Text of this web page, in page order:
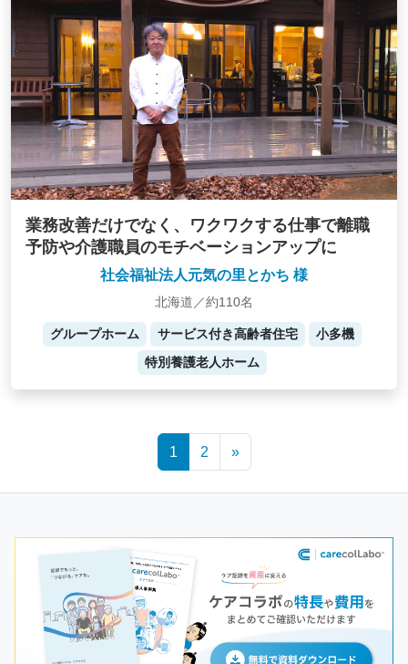
業務改善だけでなく、ワクワクする仕事で離職
予防や介護職員のモチベーションアップに
社会福祉法人元気の里とかち 様
北海道／約110名
グループホーム サービス付き高齢者住宅
小多機
特別養護老人ホーム
1 2 »